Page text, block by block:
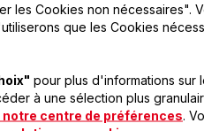
les Cookies non nécessaires".
que les Cookies
pour plus d'informations sur
à une sélection plus
notre centre de préférences .